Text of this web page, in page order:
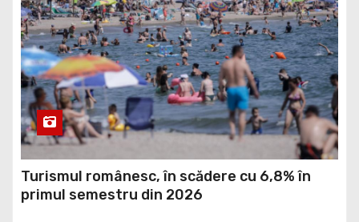
Turismul românesc, în scădere cu 6,8% în
primul semestru din 2026